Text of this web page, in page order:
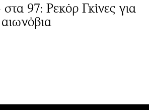
97: Ρεκόρ Γκίνες για